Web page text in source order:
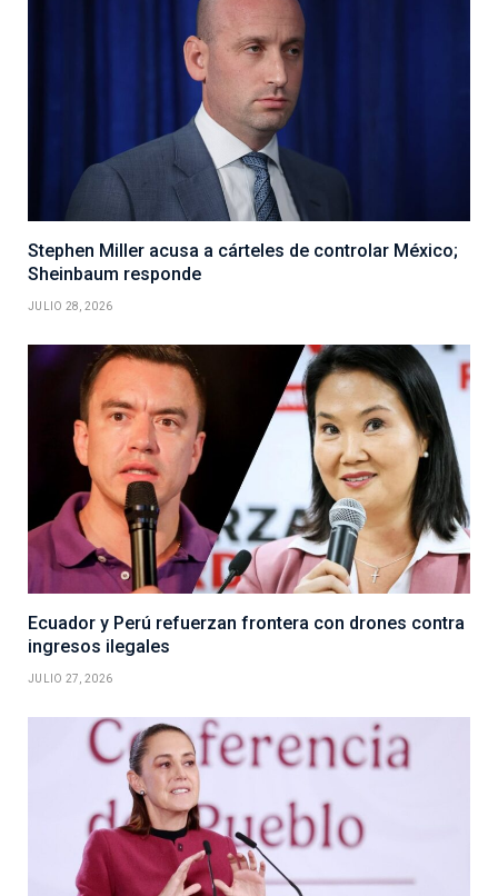
Stephen Miller acusa a cárteles de controlar México;
Sheinbaum responde
JULIO 28, 2026
Ecuador y Perú refuerzan frontera con drones contra
ingresos ilegales
JULIO 27, 2026